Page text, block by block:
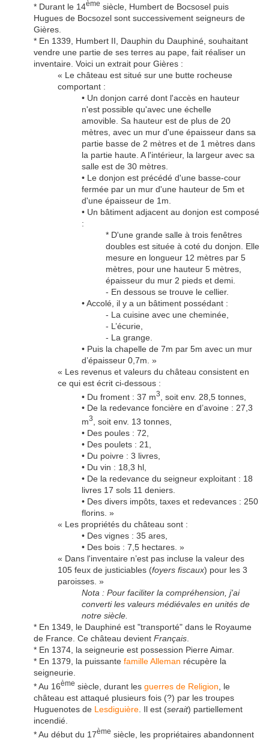
* Durant le 14ème siècle, Humbert de Bocsosel puis
Hugues de Bocsozel sont successivement seigneurs de
Gières.
* En 1339, Humbert II, Dauphin du Dauphiné, souhaitant
vendre une partie de ses terres au pape, fait réaliser un
inventaire. Voici un extrait pour Gières :
« Le château est situé sur une butte rocheuse
comportant :
• Un donjon carré dont l'accès en hauteur
n'est possible qu'avec une échelle
amovible. Sa hauteur est de plus de 20
mètres, avec un mur d'une épaisseur dans sa
partie basse de 2 mètres et de 1 mètres dans
la partie haute. A l'intérieur, la largeur avec sa
salle est de 30 mètres.
• Le donjon est précédé d'une basse-cour
fermée par un mur d'une hauteur de 5m et
d'une épaisseur de 1m.
• Un bâtiment adjacent au donjon est composé
:
* D'une grande salle à trois fenêtres
doubles est située à coté du donjon. Elle
mesure en longueur 12 mètres par 5
mètres, pour une hauteur 5 mètres,
épaisseur du mur 2 pieds et demi.
- En dessous se trouve le cellier.
• Accolé, il y a un bâtiment possédant :
- La cuisine avec une cheminée,
- L’écurie,
- La grange.
• Puis la chapelle de 7m par 5m avec un mur
d’épaisseur 0,7m. »
« Les revenus et valeurs du château consistent en
ce qui est écrit ci-dessous :
• Du froment : 37 m3
, soit env. 28,5 tonnes,
• De la redevance foncière en d’avoine : 27,3
m3
, soit env. 13 tonnes,
• Des poules : 72,
• Des poulets : 21,
• Du poivre : 3 livres,
• Du vin : 18,3 hl,
• De la redevance du seigneur exploitant : 18
livres 17 sols 11 deniers.
• Des divers impôts, taxes et redevances : 250
florins. »
« Les propriétés du château sont :
• Des vignes : 35 ares,
• Des bois : 7,5 hectares. »
« Dans l'inventaire n’est pas incluse la valeur des
105 feux de justiciables (foyers fiscaux) pour les 3
paroisses. »
Nota : Pour faciliter la compréhension, j'ai
converti les valeurs médiévales en unités de
notre siècle.
* En 1349, le Dauphiné est "transporté" dans le Royaume
de France. Ce château devient Français
* En 1374, la seigneurie est possession Pierre Aimar.
* En 1379, la puissante famille Alleman récupère la
seigneurie.
* Au 16ème siècle, durant les guerres de Religion , le
château est attaqué plusieurs fois (?) par les troupes
Huguenotes de Lesdiguière . Il est (serait) partiellement
incendié.
* Au début du 17ème siècle, les propriétaires abandonnent